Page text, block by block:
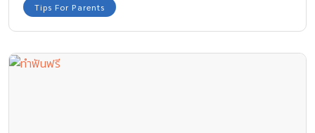
Tips For Parents